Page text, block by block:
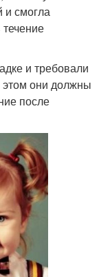
и смогла
и требовали
они должны
после